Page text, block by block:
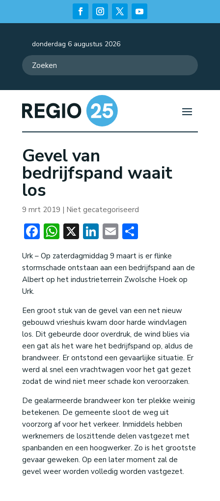
donderdag 6 augustus 2026
Gevel van
bedrijfspand waait
los
9 mrt 2019 | Niet gecategoriseerd
Facebook
WhatsApp
X LinkedIn
EmailDelen
Urk – Op zaterdagmiddag 9 maart is er flinke
stormschade ontstaan aan een bedrijfspand aan de
Albert op het industrieterrein Zwolsche Hoek op
Urk.
Een groot stuk van de gevel van een net nieuw
gebouwd vrieshuis kwam door harde windvlagen
los. Dit gebeurde door overdruk, de wind blies via
een gat als het ware het bedrijfspand op, aldus de
brandweer. Er ontstond een gevaarlijke situatie. Er
werd al snel een vrachtwagen voor het gat gezet
zodat de wind niet meer schade kon veroorzaken.
De gealarmeerde brandweer kon ter plekke weinig
betekenen. De gemeente sloot de weg uit
voorzorg af voor het verkeer. Inmiddels hebben
werknemers de loszittende delen vastgezet met
spanbanden en een hoogwerker. Zo is het grootste
gevaar geweken. Op een later moment zal de
gevel weer worden volledig worden vastgezet.